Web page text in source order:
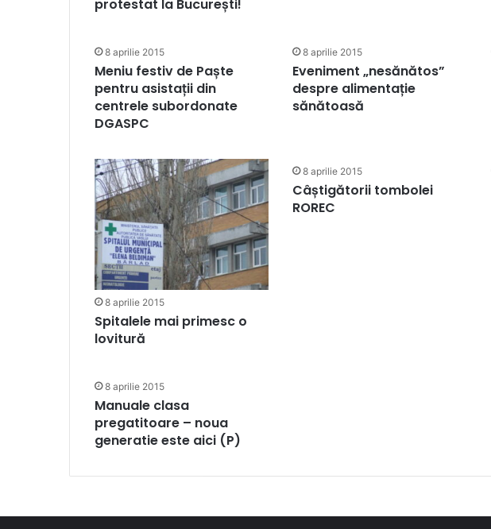
protestat la București!
8 aprilie 2015
Meniu festiv de Paște
pentru asistații din
centrele subordonate
DGASPC
8 aprilie 2015
Eveniment „nesănătos”
despre alimentație
sănătoasă
8 aprilie 2015
Spitalele mai primesc o
lovitură
8 aprilie 2015
Câștigătorii tombolei
ROREC
8 aprilie 2015
Manuale clasa
pregatitoare – noua
generatie este aici (P)